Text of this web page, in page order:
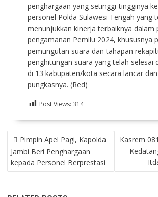
penghargaan yang setinggi-tingginya
personel Polda Sulawesi Tengah yang
menunjukkan kinerja terbaiknya dalam
pengamanan Pemilu 2024, khususnya
pemungutan suara dan tahapan
penghitungan suara yang telah selesai
di 13 kabupaten/kota secara lancar
pungkasnya. (Red)
Post Views: 314
NAVIGASI
POSPimpin Apel Pagi, Kapolda
Jambi Beri Penghargaan
kepada Personel Berprestasi
Kasrem